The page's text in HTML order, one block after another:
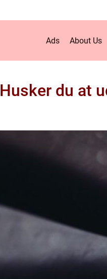
Ads About Us
Husker du at